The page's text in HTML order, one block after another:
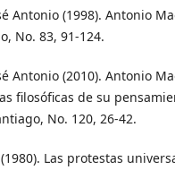
Antonio (1998). Antonio
No. 83, 91-124.
Antonio (2010). Antonio
filosóficas de su
No. 120, 26-42.
Las protestas